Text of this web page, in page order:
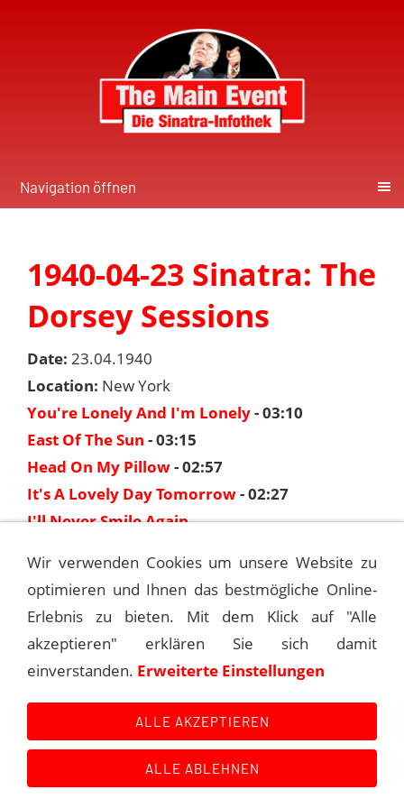
Navigation öffnen
1940-04-23 Sinatra: The
Dorsey Sessions
Date: 23.04.1940
Location: New York
You're Lonely And I'm Lonely- 03:10
East Of The Sun - 03:15
Head On My Pillow- 02:57
It's A Lovely Day Tomorrow- 02:27
I'll Never Smile Again
1940-04-10 SINATRA: THE DORSEY
1940-05-23 SINATRA: THE DORSEY
SESSIONS
Main Event History
Wir verwenden Cookies um unsere Website zu
optimieren und Ihnen das bestmögliche Online-
Erlebnis zu bieten. Mit dem Klick auf "Alle
akzeptieren" erklären Sie sich damit
einverstanden. Erweiterte Einstellungen
ALLE AKZEPTIEREN
ALLE ABLEHNEN